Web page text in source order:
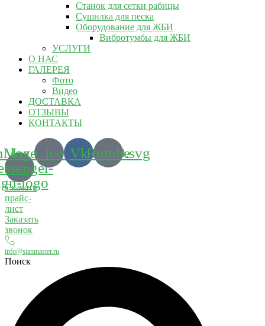
Станок для сетки рабицы
Сушилка для песка
Оборудование для ЖБИ
Вибротумбы для ЖБИ
УСЛУГИ
О НАС
ГАЛЕРЕЯ
Фото
Видео
ДОСТАВКА
ОТЗЫВЫ
КОНТАКТЫ
Max-
logo
VkRutube
Скачать
прайс-
лист
Заказать
звонок
info@stanmaster.ru
Поиск